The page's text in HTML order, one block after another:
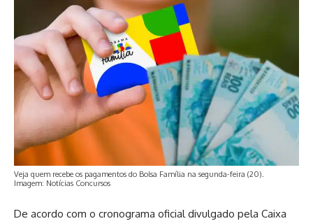
Veja quem recebe os pagamentos do Bolsa Família na segunda-feira (20).
Imagem: Notícias Concursos
De acordo com o cronograma oficial divulgado pela Caixa